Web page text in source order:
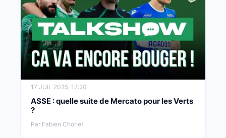
17 JUIL 2025, 17:20
ASSE : quelle suite de Mercato pour les Verts
?
Par Fabien Chorlet